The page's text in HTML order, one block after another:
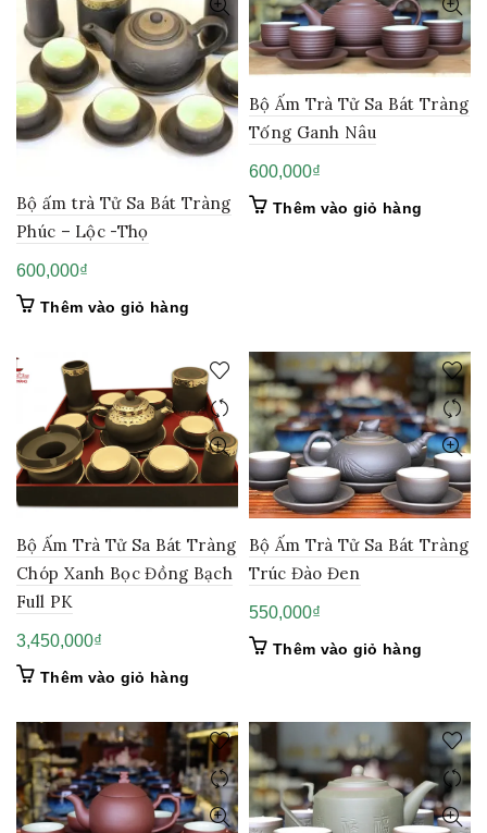
Bộ ấm trà Tử Sa Bát Tràng
Phúc – Lộc -Thọ
600,000₫
Thêm vào giỏ hàng
Bộ Ấm Trà Tử Sa Bát Tràng
Tống Ganh Nâu
600,000₫
Thêm vào giỏ hàng
Bộ Ấm Trà Tử Sa Bát Tràng
Chóp Xanh Bọc Đồng Bạch
Full PK
3,450,000₫
Thêm vào giỏ hàng
Bộ Ấm Trà Tử Sa Bát Tràng
Trúc Đào Đen
550,000₫
Thêm vào giỏ hàng